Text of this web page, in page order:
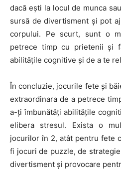
dacă ești la locul de munca
sursă de divertisment și pot
corpului. Pe scurt, sunt o
petrece timp cu prietenii și
abilitățile cognitive și de a te
În concluzie, jocurile fete și
extraordinara de a petrece
a-ți îmbunătăți abilitățile
elibera stresul. Exista o
jocurilor în 2, atât pentru fete
fi jocuri de puzzle, de
divertisment și provocare